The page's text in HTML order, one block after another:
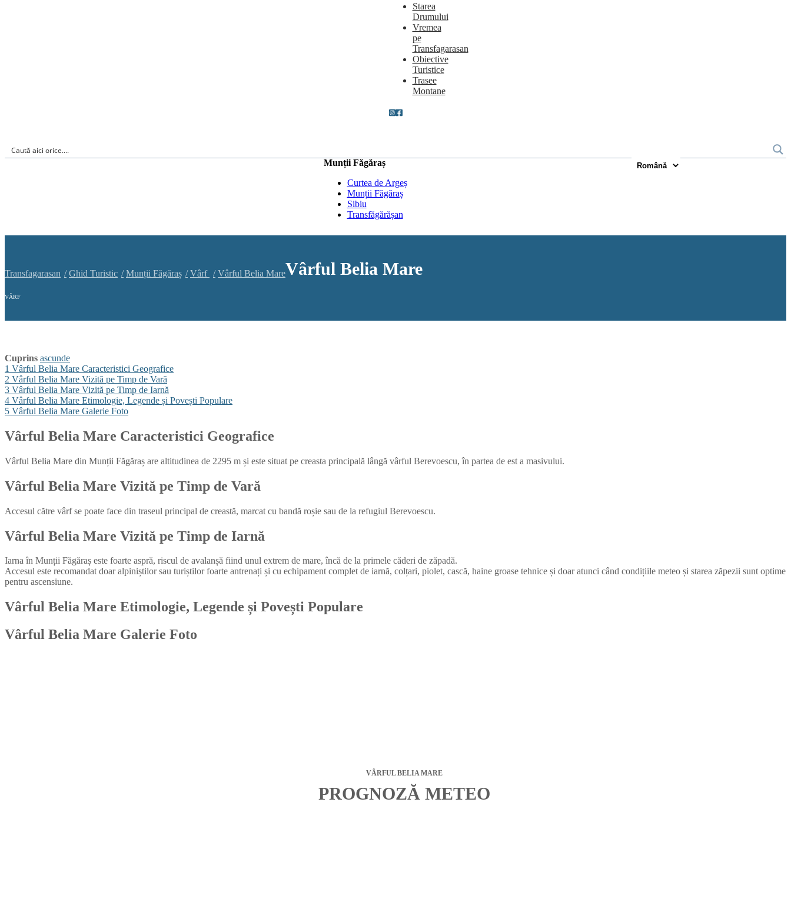
Starea
Drumului
Vremea
pe
Transfagarasan
Obiective
Turistice
Trasee
Montane
Munții Făgăraș
Curtea de Argeș
Munții Făgăraș
Sibiu
Transfăgărășan
Transfagarasan Ghid Turistic Munții Făgăraș Vârf Vârful Belia MareVârful Belia Mare
VÂRF
Cuprins ascunde
1 Vârful Belia Mare Caracteristici Geografice
2 Vârful Belia Mare Vizită pe Timp de Vară
3 Vârful Belia Mare Vizită pe Timp de Iarnă
4 Vârful Belia Mare Etimologie, Legende și Povești Populare
5 Vârful Belia Mare Galerie Foto
Vârful Belia Mare Caracteristici Geografice
Vârful Belia Mare din Munții Făgăraș are altitudinea de 2295 m și este situat pe creasta principală lângă vârful Berevoescu, în partea de est a masivului.
Vârful Belia Mare Vizită pe Timp de Vară
Accesul către vârf se poate face din traseul principal de creastă, marcat cu bandă roșie sau de la refugiul Berevoescu.
Vârful Belia Mare Vizită pe Timp de Iarnă
Iarna în Munții Făgăraș este foarte aspră, riscul de avalanșă fiind unul extrem de mare, încă de la primele căderi de zăpadă.
Accesul este recomandat doar alpiniștilor sau turiștilor foarte antrenați și cu echipament complet de iarnă, colțari, piolet, cască, haine groase tehnice și doar atunci când condițiile meteo și starea zăpezii sunt optime
pentru ascensiune.
Vârful Belia Mare Etimologie, Legende și Povești Populare
Vârful Belia Mare Galerie Foto
VÂRFUL BELIA MARE
PROGNOZĂ METEO